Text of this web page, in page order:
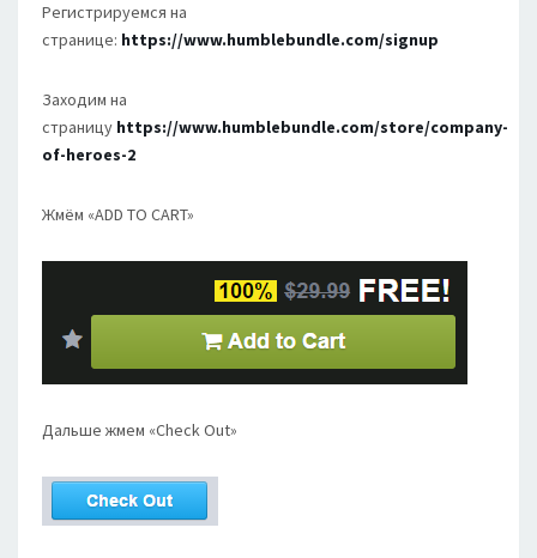
Регистрируемся на
странице: https://www.humblebundle.com/signup
Заходим на
страницу https://www.humblebundle.com/store/company-
of-heroes-2
Жмём «ADD TO CART»
Дальше жмем «Check Out»